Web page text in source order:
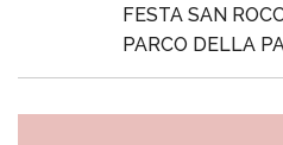
FESTA SAN
PARCO DELLA